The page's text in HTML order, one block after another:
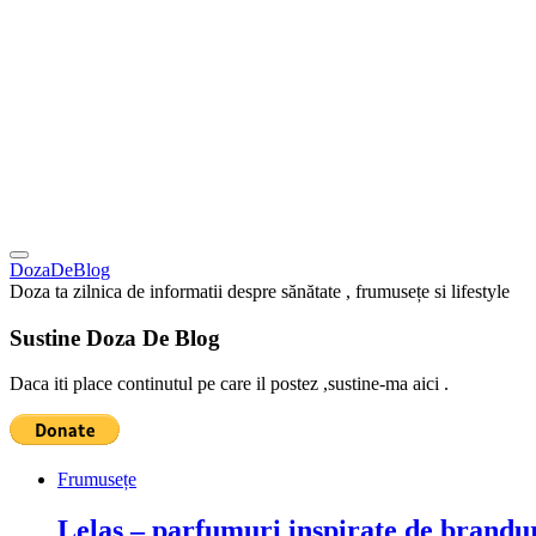
DozaDeBlog
Doza ta zilnica de informatii despre sănătate , frumusețe si lifestyle
Sustine Doza De Blog
Daca iti place continutul pe care il postez ,sustine-ma aici .
Frumusețe